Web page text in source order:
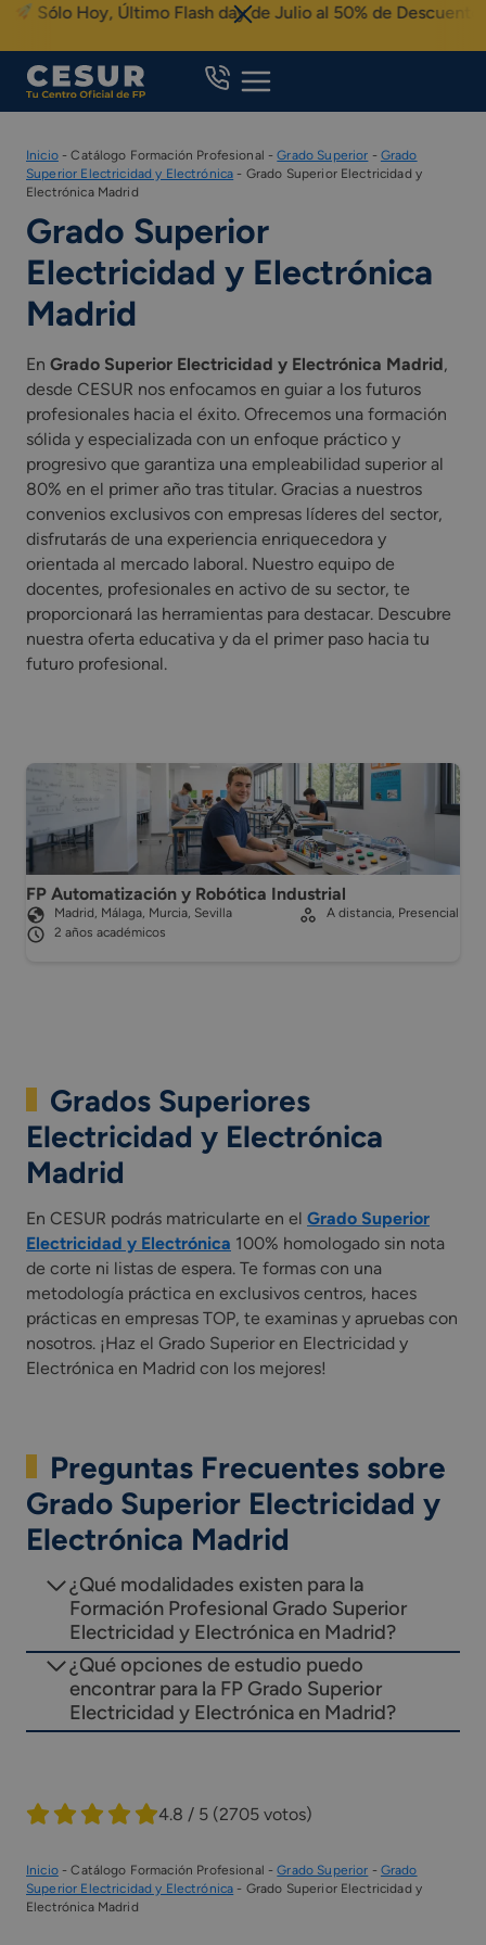
Skip
content
Sólo Hoy, Último Flash day de Julio al 50% de Descuento
Inicio-Catálogo Formación Profesional -Grado Superior - Grado
Superior Electricidad y Electrónica - Grado Superior Electricidad y
Electrónica Madrid
Grado Superior
Electricidad y Electrónica
Madrid
En Grado Superior Electricidad y Electrónica Madrid,
desde CESUR nos enfocamos en guiar a los futuros
profesionales hacia el éxito. Ofrecemos una formación
sólida y especializada con un enfoque práctico y
progresivo que garantiza una empleabilidad superior al
80% en el primer año tras titular. Gracias a nuestros
convenios exclusivos con empresas líderes del sector,
disfrutarás de una experiencia enriquecedora y
orientada al mercado laboral. Nuestro equipo de
docentes, profesionales en activo de su sector, te
proporcionará las herramientas para destacar. Descubre
nuestra oferta educativa y da el primer paso hacia tu
futuro profesional.
FP Automatización y Robótica Industrial
Madrid, Málaga, Murcia, Sevilla
2 años académicos
A distancia, Presencial
Grados Superiores
Electricidad y Electrónica
Madrid
En CESUR podrás matricularte en el Grado Superior
Electricidad y Electrónica 100% homologado sin nota
de corte ni listas de espera. Te formas con una
metodología práctica en exclusivos centros, haces
prácticas en empresas TOP, te examinas y apruebas con
nosotros. ¡Haz el Grado Superior en Electricidad y
Electrónica en Madrid con los mejores!
Preguntas Frecuentes sobre
Grado Superior Electricidad y
Electrónica Madrid
¿Qué modalidades existen para la
Formación Profesional Grado Superior
Electricidad y Electrónica en Madrid?
¿Qué opciones de estudio puedo
encontrar para la FP Grado Superior
Electricidad y Electrónica en Madrid?
4.8 / 5 (2705 votos)
Inicio-Catálogo Formación Profesional -Grado Superior - Grado
Superior Electricidad y Electrónica - Grado Superior Electricidad y
Electrónica Madrid